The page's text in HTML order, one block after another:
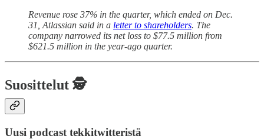
Revenue rose 37% in the quarter, which ended on Dec.
31, Atlassian said in a letter to shareholders. The
company narrowed its net loss to $77.5 million from
$621.5 million in the year-ago quarter.
Suosittelut 🕵️
Uusi podcast tekkitwitteristä